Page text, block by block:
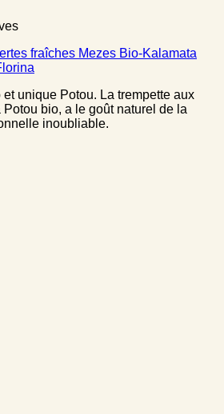
fraîches Mezes Bio-Kalamata
et unique Potou. La trempette aux
bio, a le goût naturel de la
inoubliable.